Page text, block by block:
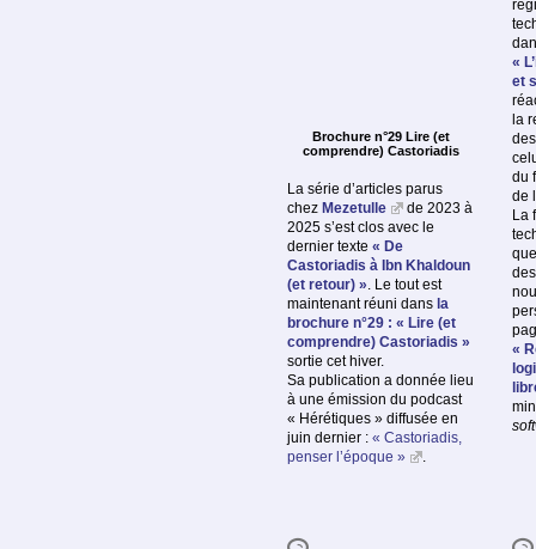
Brochure n°29 Lire (et
comprendre) Castoriadis
La série d’articles parus
chez Mezetulle
de 2023 à
2025 s’est clos avec le
dernier texte « De
Castoriadis à Ibn Khaldoun
(et retour) ». Le tout est
maintenant réuni dans la
brochure n°29 : « Lire (et
comprendre) Castoriadis »
sortie cet hiver.
Sa publication a donnée lieu
à une émission du podcast
« Hérétiques » diffusée en
juin dernier : « Castoriadis,
penser l’époque »
.
«
et
la
du
de
La
«